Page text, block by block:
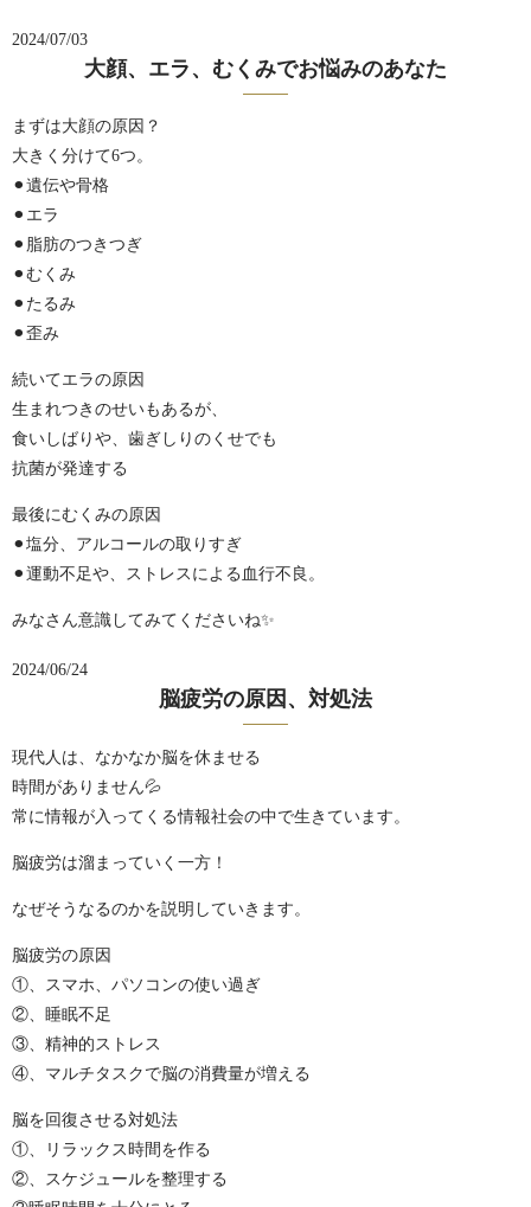
2024/07/03
大顔、エラ、むくみでお悩みのあなた
まずは大顔の原因？
大きく分けて6つ。
⚫︎遺伝や骨格
⚫︎エラ
⚫︎脂肪のつきつぎ
⚫︎むくみ
⚫︎たるみ
⚫︎歪み
続いてエラの原因
生まれつきのせいもあるが、
食いしばりや、歯ぎしりのくせでも
抗菌が発達する
最後にむくみの原因
⚫︎塩分、アルコールの取りすぎ
⚫︎運動不足や、ストレスによる血行不良。
みなさん意識してみてくださいね✨
2024/06/24
脳疲労の原因、対処法
現代人は、なかなか脳を休ませる
時間がありません💦
常に情報が入ってくる情報社会の中で生きています。
脳疲労は溜まっていく一方！
なぜそうなるのかを説明していきます。
脳疲労の原因
①、スマホ、パソコンの使い過ぎ
②、睡眠不足
③、精神的ストレス
④、マルチタスクで脳の消費量が増える
脳を回復させる対処法
①、リラックス時間を作る
②、スケジュールを整理する